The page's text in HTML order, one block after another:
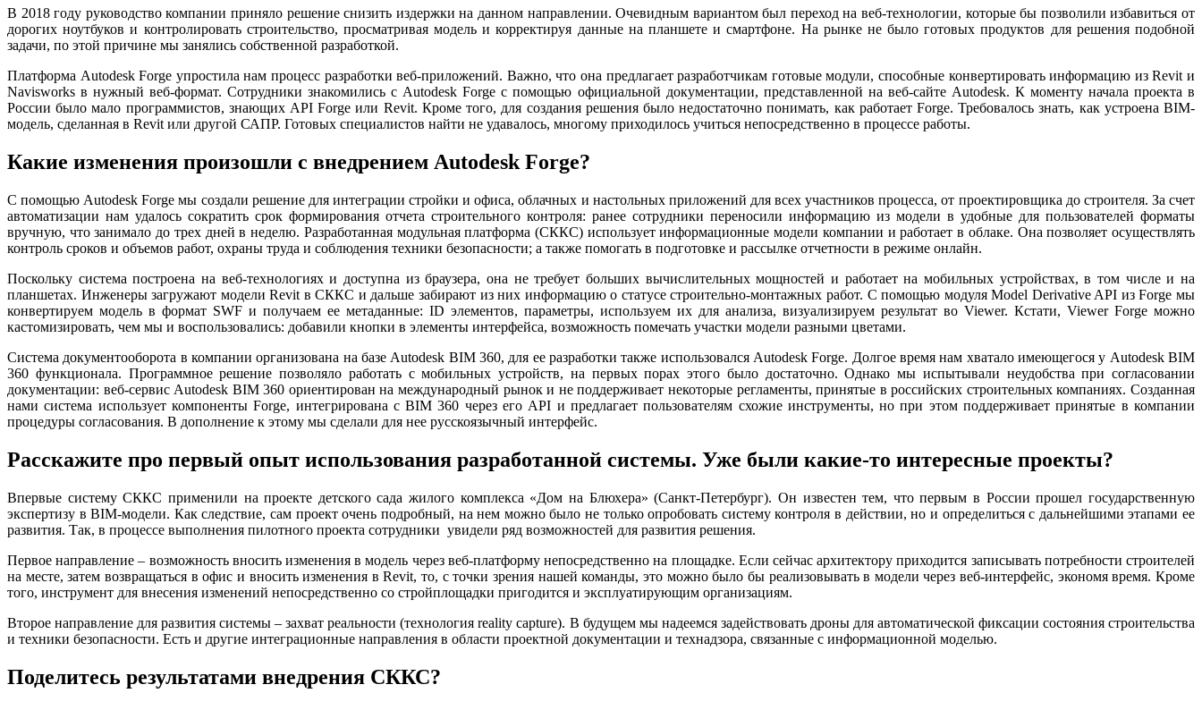
В 2018 году руководство компании приняло решение снизить издержки на данном направлении. Очевидным вариантом был переход на веб-технологии, которые бы позволили избавиться от
дорогих ноутбуков и контролировать строительство, просматривая модель и корректируя данные на планшете и смартфоне. На рынке не было готовых продуктов для решения подобной
задачи, по этой причине мы занялись собственной разработкой.
Платформа Autodesk Forge упростила нам процесс разработки веб-приложений. Важно, что она предлагает разработчикам готовые модули, способные конвертировать информацию из Revit и
Navisworks в нужный веб-формат. Сотрудники знакомились с Autodesk Forge с помощью официальной документации, представленной на веб-сайте Autodesk. К моменту начала проекта в
России было мало программистов, знающих API Forge или Revit. Кроме того, для создания решения было недостаточно понимать, как работает Forge. Требовалось знать, как устроена BIM-
модель, сделанная в Revit или другой САПР. Готовых специалистов найти не удавалось, многому приходилось учиться непосредственно в процессе работы.
Какие изменения произошли с внедрением Autodesk Forge?
С помощью Autodesk Forge мы создали решение для интеграции стройки и офиса, облачных и настольных приложений для всех участников процесса, от проектировщика до строителя. За счет
автоматизации нам удалось сократить срок формирования отчета строительного контроля: ранее сотрудники переносили информацию из модели в удобные для пользователей форматы
вручную, что занимало до трех дней в неделю. Разработанная модульная платформа (СККС) использует информационные модели компании и работает в облаке. Она позволяет осуществлять
контроль сроков и объемов работ, охраны труда и соблюдения техники безопасности; а также помогать в подготовке и рассылке отчетности в режиме онлайн.
Поскольку система построена на веб-технологиях и доступна из браузера, она не требует больших вычислительных мощностей и работает на мобильных устройствах, в том числе и на
планшетах. Инженеры загружают модели Revit в СККС и дальше забирают из них информацию о статусе строительно-монтажных работ. С помощью модуля Model Derivative API из Forge мы
конвертируем модель в формат SWF и получаем ее метаданные: ID элементов, параметры, используем их для анализа, визуализируем результат во Viewer. Кстати, Viewer Forge можно
кастомизировать, чем мы и воспользовались: добавили кнопки в элементы интерфейса, возможность помечать участки модели разными цветами.
Система документооборота в компании организована на базе Autodesk BIM 360, для ее разработки также использовался Autodesk Forge. Долгое время нам хватало имеющегося у Autodesk BIM
360 функционала. Программное решение позволяло работать с мобильных устройств, на первых порах этого было достаточно. Однако мы испытывали неудобства при согласовании
документации: веб-сервис Autodesk BIM 360 ориентирован на международный рынок и не поддерживает некоторые регламенты, принятые в российских строительных компаниях. Созданная
нами система использует компоненты Forge, интегрирована с BIM 360 через его API и предлагает пользователям схожие инструменты, но при этом поддерживает принятые в компании
процедуры согласования. В дополнение к этому мы сделали для нее русскоязычный интерфейс.
Расскажите про первый опыт использования разработанной системы. Уже были какие-то интересные проекты?
Впервые систему СККС применили на проекте детского сада жилого комплекса «Дом на Блюхера» (Санкт-Петербург). Он известен тем, что первым в России прошел государственную
экспертизу в BIM-модели. Как следствие, сам проект очень подробный, на нем можно было не только опробовать систему контроля в действии, но и определиться с дальнейшими этапами ее
развития. Так, в процессе выполнения пилотного проекта сотрудники увидели ряд возможностей для развития решения.
Первое направление – возможность вносить изменения в модель через веб-платформу непосредственно на площадке. Если сейчас архитектору приходится записывать потребности строителей
на месте, затем возвращаться в офис и вносить изменения в Revit, то, с точки зрения нашей команды, это можно было бы реализовывать в модели через веб-интерфейс, экономя время. Кроме
того, инструмент для внесения изменений непосредственно со стройплощадки пригодится и эксплуатирующим организациям.
Второе направление для развития системы – захват реальности (технология reality capture). В будущем мы надеемся задействовать дроны для автоматической фиксации состояния строительства
и техники безопасности. Есть и другие интеграционные направления в области проектной документации и технадзора, связанные с информационной моделью.
Поделитесь результатами внедрения СККС?